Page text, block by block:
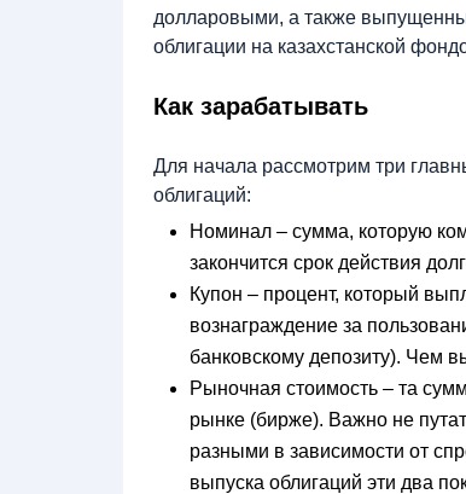
долларовыми, а также
облигации на казахстанской
Как зарабатывать
Для начала рассмотрим три
облигаций:
Номинал – сумма, которую
закончится срок действия
Купон – процент, который
вознаграждение за
банковскому депозиту). Чем
Рыночная стоимость – та
рынке (бирже). Важно не
разными в зависимости от
выпуска облигаций эти два